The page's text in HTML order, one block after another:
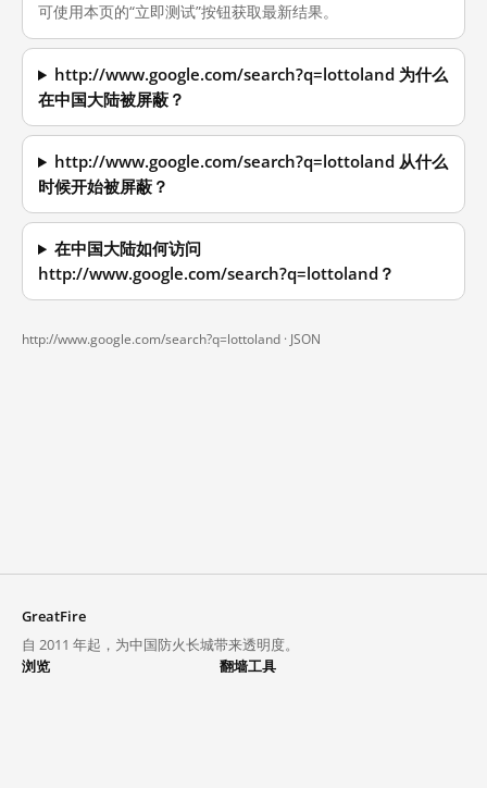
可使用本页的“立即测试”按钮获取最新结果。
http://www.google.com/search?q=lottoland 为什么
在中国大陆被屏蔽？
http://www.google.com/search?q=lottoland 从什么
时候开始被屏蔽？
在中国大陆如何访问
http://www.google.com/search?q=lottoland？
http://www.google.com/search?q=lottoland · JSON
GreatFire
自 2011 年起，为中国防火长城带来透明度。
浏览
翻墙工具